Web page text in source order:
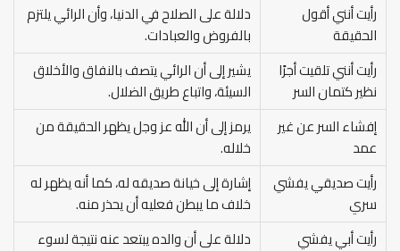
رأيت أنني أقول
الحقيقة
دلالة على الصلاح في الدنيا، وأن الرائي يلتزم
بالفروض والعبادات.
رأيت أنني تلقيت أجرًا
نظير كتمان السر
يشير إلى أن الرائي يتصف بالنفاق والأخلاق
السيئة، واتباع طريق الضلال.
إفشاء السر عن غير
عمد
يرمز إلى أن الله عز وجل يظهر الحقيقة من
خلاله.
رأيت صديقي يفشي
سري
إشارة إلى خيانة صديقه له، كما أنه يظهر له
خلاف ما يبطن فعليه أن يحذر منه.
رأيت أبي يفشي
دلالة على أن والده يبتعد عنه نتيجة لسوء